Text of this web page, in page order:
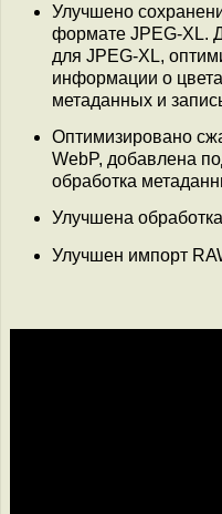
Улучшено
формате JPEG-XL.
для JPEG-XL,
информации о
метаданных и
Оптимизировано
WebP, добавлена
обработка
Улучшена
Улучшен импорт